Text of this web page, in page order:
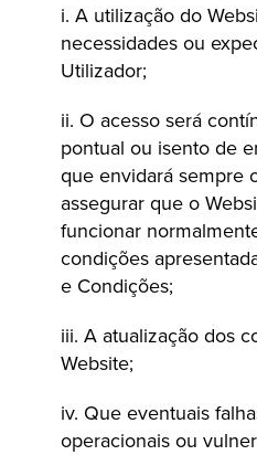
i. A utilização do
necessidades ou
Utilizador;
ii. O acesso será
pontual ou isento de
que envidará sempre
assegurar que o
funcionar
condições
e Condições;
iii. A atualização dos
Website;
iv. Que eventuais
operacionais ou